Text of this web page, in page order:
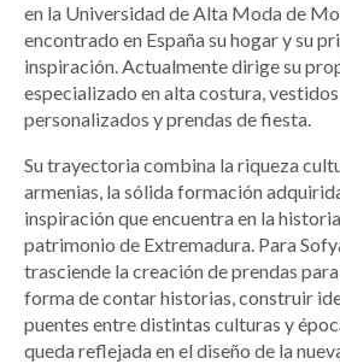
en la Universidad de Alta Moda de
encontrado en España su hogar y su
inspiración. Actualmente dirige su
especializado en alta costura,
personalizados y prendas de fiesta.
Su trayectoria combina la riqueza
armenias, la sólida formación
inspiración que encuentra en la
patrimonio de Extremadura. Para
trasciende la creación de prendas
forma de contar historias, construir
puentes entre distintas culturas y
queda reflejada en el diseño de la